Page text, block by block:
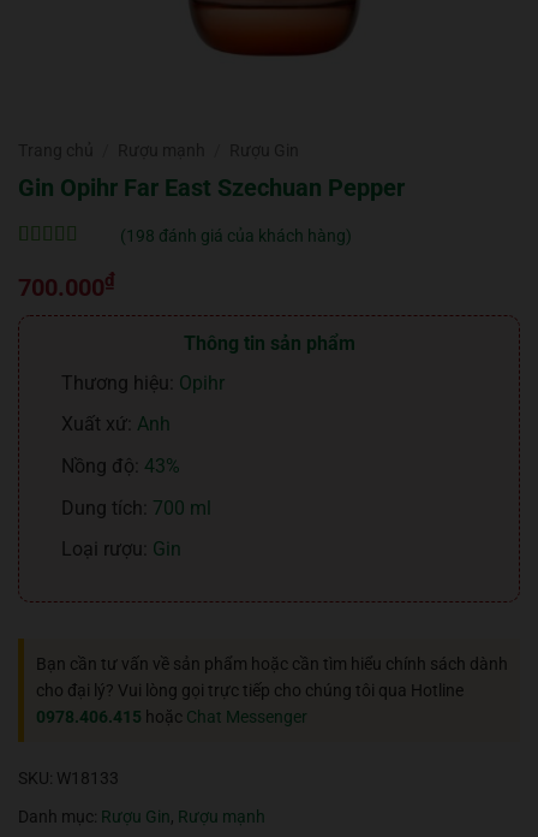
Gin Opihr Far East Szechuan Pepper
trênđánh
giá
(198 đánh giá của khách hàng)
700.000₫
Thông tin sản phẩm
Thương hiệu: Opihr
Xuất xứ: Anh
Nồng độ: 43%
Dung tích: 700 ml
Loại rượu: Gin
Bạn cần tư vấn về sản phẩm hoặc cần tìm hiểu chính sách dành
cho đại lý? Vui lòng gọi trực tiếp cho chúng tôi qua Hotline
0978.406.415 hoặc Chat Messenger
SKU: W18133
Danh mục: Rượu Gin, Rượu mạnh